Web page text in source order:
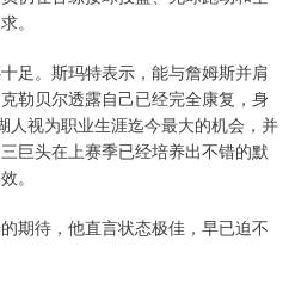
。
足。斯玛特表示，能与詹姆斯并肩
勒贝尔透露自己已经完全康复，身
人视为职业生涯迄今最大的机会，并
巨头在上赛季已经培养出不错的默
。
期待，他直言状态极佳，早已迫不